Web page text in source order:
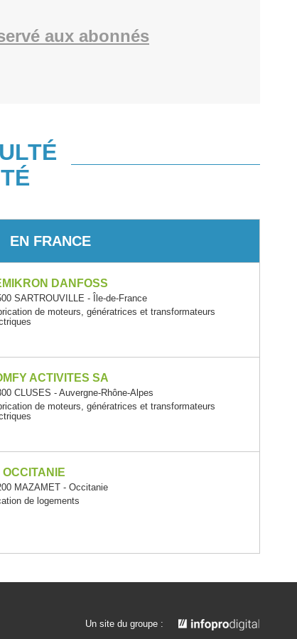
aux abonnés
EN FRANCE
DANFOSS
SARTROUVILLE - Île-de-France
de moteurs, génératrices et transformateurs
ACTIVITES SA
CLUSES - Auvergne-Rhône-Alpes
de moteurs, génératrices et transformateurs
OCCITANIE
MAZAMET - Occitanie
de logements
Un site du groupe :